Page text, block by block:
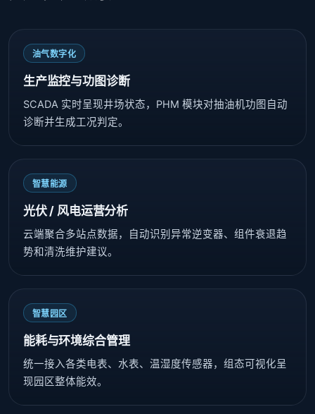
油气数字化
生产监控与功图诊断
SCADA 实时呈现井场状态，PHM 模块对抽油机功图自动
诊断并生成工况判定。
智慧能源
光伏 / 风电运营分析
云端聚合多站点数据，自动识别异常逆变器、组件衰退趋
势和清洗维护建议。
智慧园区
能耗与环境综合管理
统一接入各类电表、水表、温湿度传感器，组态可视化呈
现园区整体能效。